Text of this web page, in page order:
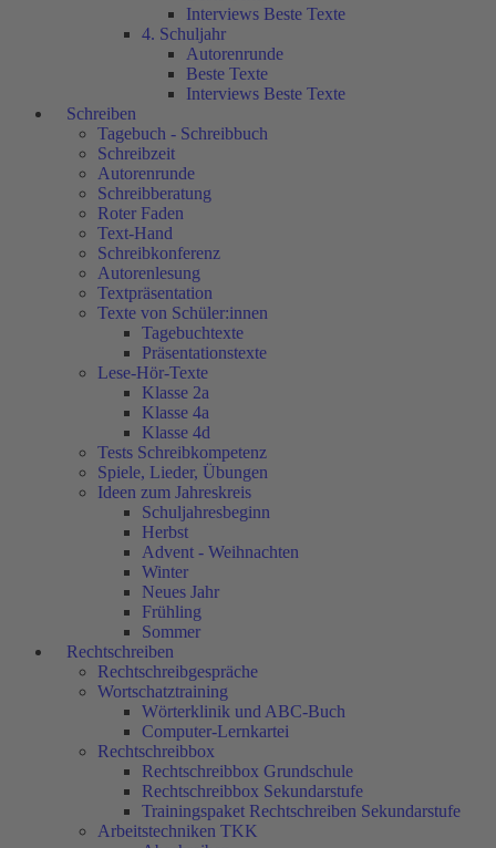
Interviews Beste Texte
4. Schuljahr
Autorenrunde
Beste Texte
Interviews Beste Texte
Schreiben
Tagebuch - Schreibbuch
Schreibzeit
Autorenrunde
Schreibberatung
Roter Faden
Text-Hand
Schreibkonferenz
Autorenlesung
Textpräsentation
Texte von Schüler:innen
Tagebuchtexte
Präsentationstexte
Lese-Hör-Texte
Klasse 2a
Klasse 4a
Klasse 4d
Tests Schreibkompetenz
Spiele, Lieder, Übungen
Ideen zum Jahreskreis
Schuljahresbeginn
Herbst
Advent - Weihnachten
Winter
Neues Jahr
Frühling
Sommer
Rechtschreiben
Rechtschreibgespräche
Wortschatztraining
Wörterklinik und ABC-Buch
Computer-Lernkartei
Rechtschreibbox
Rechtschreibbox Grundschule
Rechtschreibbox Sekundarstufe
Trainingspaket Rechtschreiben Sekundarstufe
Arbeitstechniken TKK